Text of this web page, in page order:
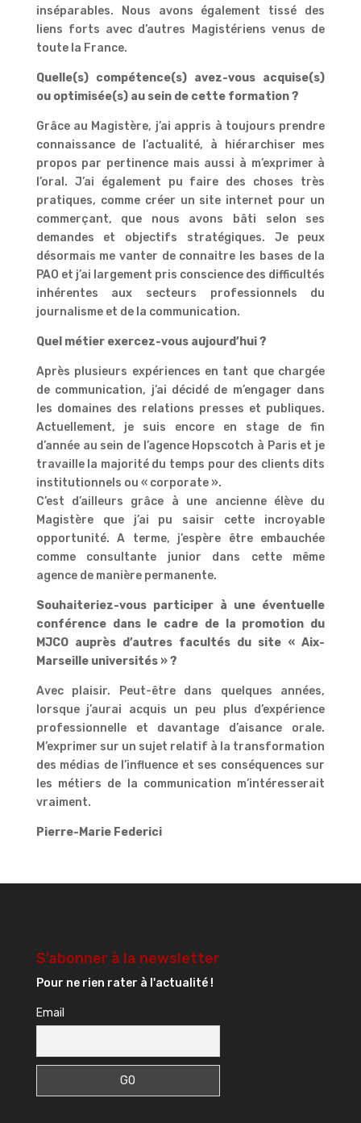
inséparables. Nous avons également tissé des
liens forts avec d’autres Magistériens venus de
toute la France.
Quelle(s) compétence(s) avez-vous acquise(s)
ou optimisée(s) au sein de cette formation ?
Grâce au Magistère, j’ai appris à toujours prendre
connaissance de l’actualité, à hiérarchiser mes
propos par pertinence mais aussi à m’exprimer à
l’oral. J’ai également pu faire des choses très
pratiques, comme créer un site internet pour un
commerçant, que nous avons bâti selon ses
demandes et objectifs stratégiques. Je peux
désormais me vanter de connaitre les bases de la
PAO et j’ai largement pris conscience des difficultés
inhérentes aux secteurs professionnels du
journalisme et de la communication.
Quel métier exercez-vous aujourd’hui ?
Après plusieurs expériences en tant que chargée
de communication, j’ai décidé de m’engager dans
les domaines des relations presses et publiques.
Actuellement, je suis encore en stage de fin
d’année au sein de l’agence Hopscotch à Paris et je
travaille la majorité du temps pour des clients dits
institutionnels ou « corporate ».
C’est d’ailleurs grâce à une ancienne élève du
Magistère que j’ai pu saisir cette incroyable
opportunité. A terme, j’espère être embauchée
comme consultante junior dans cette même
agence de manière permanente.
Souhaiteriez-vous participer à une éventuelle
conférence dans le cadre de la promotion du
MJCO auprès d’autres facultés du site « Aix-
Marseille universités » ?
Avec plaisir. Peut-être dans quelques années,
lorsque j’aurai acquis un peu plus d’expérience
professionnelle et davantage d’aisance orale.
M’exprimer sur un sujet relatif à la transformation
des médias de l’influence et ses conséquences sur
les métiers de la communication m’intéresserait
vraiment.
Pierre-Marie Federici
S’abonner à la newsletter
Pour ne rien rater à l'actualité !
Email